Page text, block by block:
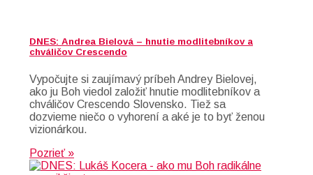
DNES: Andrea Bielová – hnutie modlitebníkov a
chváličov Crescendo
Vypočujte si zaujímavý príbeh Andrey Bielovej,
ako ju Boh viedol založiť hnutie modlitebníkov a
chváličov Crescendo Slovensko. Tiež sa
dozvieme niečo o vyhorení a aké je to byť ženou
vizionárkou.
Pozrieť »